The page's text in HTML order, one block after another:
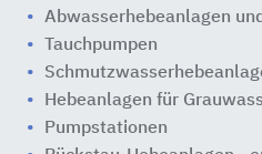
Abwasserhebeanlagen
Tauchpumpen
Hebeanlagen für
Pumpstationen